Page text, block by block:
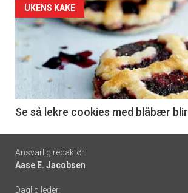
Forsiden
akkurat
nå
6
UKENS KAKE
Se så lekre cookies med blåbær blir
Footer
-
Ansvarlig redaktør:
Aase E. Jacobsen
Daglig leder: